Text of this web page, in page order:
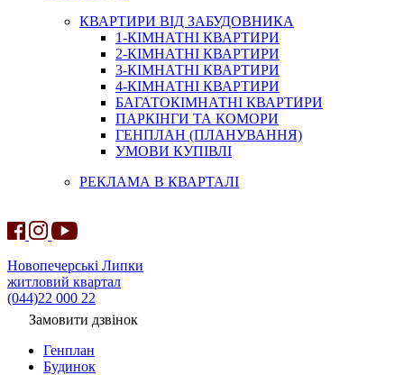
КВАРТИРИ ВІД ЗАБУДОВНИКА
1-КІМНАТНІ КВАРТИРИ
2-КІМНАТНІ КВАРТИРИ
3-КІМНАТНІ КВАРТИРИ
4-КІМНАТНІ КВАРТИРИ
БАГАТОКІМНАТНІ КВАРТИРИ
ПАРКІНГИ ТА КОМОРИ
ГЕНПЛАН (ПЛАНУВАННЯ)
УМОВИ КУПІВЛІ
РЕКЛАМА В КВАРТАЛІ
Новопечерські Липки
житловий квартал
(044)22 000 22
Замовити дзвінок
Генплан
Будинок